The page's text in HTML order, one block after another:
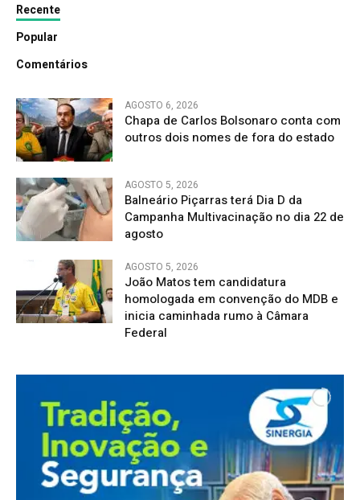
Recente
Popular
Comentários
AGOSTO 6, 2026
Chapa de Carlos Bolsonaro conta com
outros dois nomes de fora do estado
AGOSTO 5, 2026
Balneário Piçarras terá Dia D da
Campanha Multivacinação no dia 22 de
agosto
AGOSTO 5, 2026
João Matos tem candidatura
homologada em convenção do MDB e
inicia caminhada rumo à Câmara
Federal